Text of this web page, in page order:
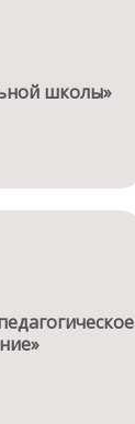
школы»